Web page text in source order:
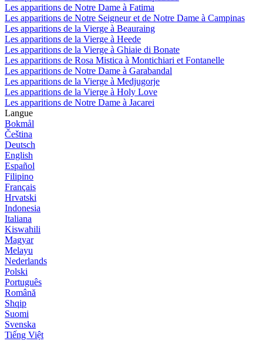
Les apparitions de Notre Dame à Fatima
Les apparitions de Notre Seigneur et de Notre Dame à Campinas
Les apparitions de la Vierge à Beauraing
Les apparitions de la Vierge à Heede
Les apparitions de la Vierge à Ghiaie di Bonate
Les apparitions de Rosa Mistica à Montichiari et Fontanelle
Les apparitions de Notre Dame à Garabandal
Les apparitions de la Vierge à Medjugorje
Les apparitions de la Vierge à Holy Love
Les apparitions de Notre Dame à Jacarei
Langue
Bokmål
Čeština
Deutsch
English
Español
Filipino
Français
Hrvatski
Indonesia
Italiana
Kiswahili
Magyar
Melayu
Nederlands
Polski
Português
Română
Shqip
Suomi
Svenska
Tiếng Việt